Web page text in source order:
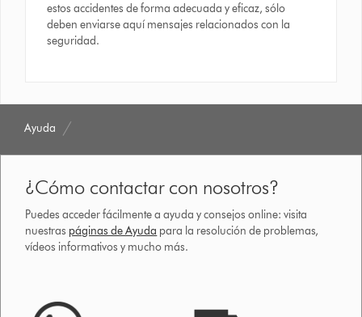
estos accidentes de forma adecuada y eficaz, sólo
deben enviarse aquí mensajes relacionados con la
seguridad.
Ayuda
¿Cómo contactar con nosotros?
Puedes acceder fácilmente a ayuda y consejos online: visita
nuestras páginas de Ayuda para la resolución de problemas,
vídeos informativos y mucho más.